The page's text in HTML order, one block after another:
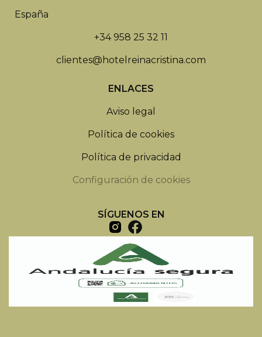
España
+34 958 25 32 11
clientes@hotelreinacristina.com
ENLACES
Aviso legal
Política de cookies
Política de privacidad
Configuración de cookies
SÍGUENOS EN